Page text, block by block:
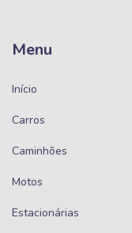
Menu
Início
Carros
Caminhões
Motos
Estacionárias